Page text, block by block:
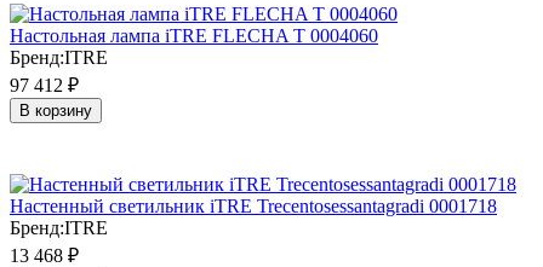
Настольная лампа iTRE FLECHA T 0004060
Бренд:ITRE
97 412 ₽
В корзину
Настенный светильник iTRE Trecentosessantagradi 0001718
Бренд:ITRE
13 468 ₽